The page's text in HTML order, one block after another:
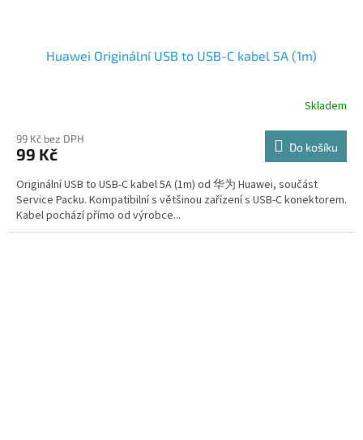
Huawei Originální USB to USB-C kabel 5A (1m)
Skladem
99 Kč bez DPH
99 Kč Do košíku
Originální USB to USB-C kabel 5A (1m) od 华为 Huawei, součást
Service Packu. Kompatibilní s většinou zařízení s USB-C konektorem.
Kabel pochází přímo od výrobce...